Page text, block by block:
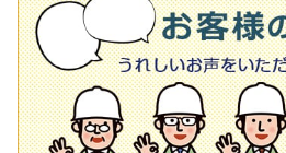
タイル針
タイル針
その他
オフセットタイプ（ハットタイプ
205ｍｍ（8インチ）
230mm（9インチ）
180mm（7インチ）
205mm（8インチ）
150ｍｍ（6インチ）
180ｍｍ（7インチ）